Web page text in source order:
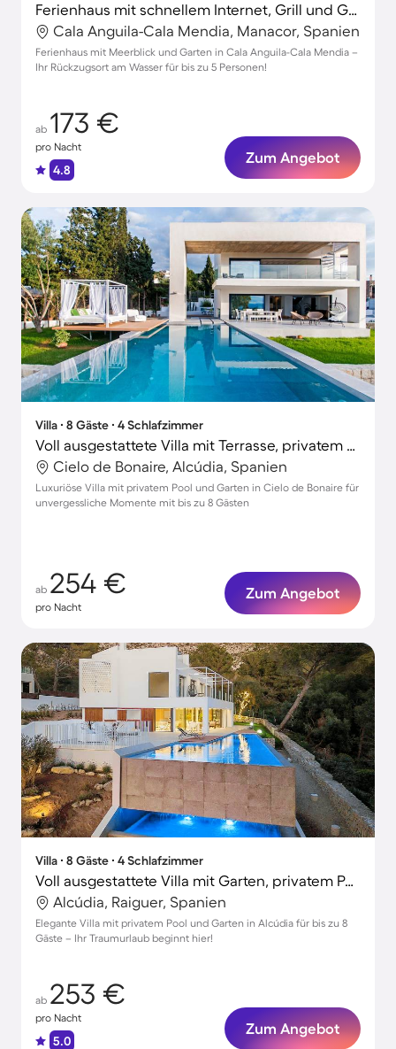
Ferienhaus mit schnellem Internet, Grill und Garten | Meerblick | Perfekt für die Arbeit von Zuhause
Cala Anguila-Cala Mendia, Manacor, Spanien
Ferienhaus mit Meerblick und Garten in Cala Anguila-Cala Mendia –
Ihr Rückzugsort am Wasser für bis zu 5 Personen!
ab 173 €
pro Nacht
4.8
Zum Angebot
Villa ∙ 8 Gäste ∙ 4 Schlafzimmer
Voll ausgestattete Villa mit Terrasse, privatem Pool und Garten
Cielo de Bonaire, Alcúdia, Spanien
Luxuriöse Villa mit privatem Pool und Garten in Cielo de Bonaire für
unvergessliche Momente mit bis zu 8 Gästen
ab 254 €
pro Nacht
Zum Angebot
Villa ∙ 8 Gäste ∙ 4 Schlafzimmer
Voll ausgestattete Villa mit Garten, privatem Pool und Grill
Alcúdia, Raiguer, Spanien
Elegante Villa mit privatem Pool und Garten in Alcúdia für bis zu 8
Gäste – Ihr Traumurlaub beginnt hier!
ab 253 €
pro Nacht
5.0
Zum Angebot